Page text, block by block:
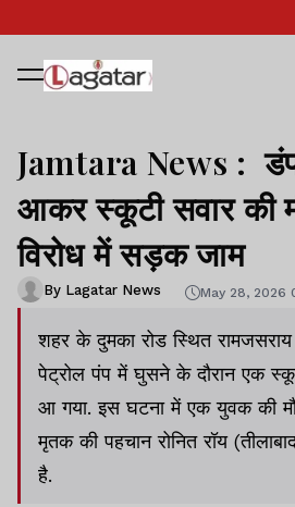
Jamtara News :
आकर स्कूटी सवार की
विरोध में सड़क जाम
By Lagatar News May 28, 2026
शहर के दुमका रोड स्थित
पेट्रोल पंप में घुसने के दौरान एक
आ गया. इस घटना में एक युवक की
मृतक की पहचान रोनित रॉय
है.